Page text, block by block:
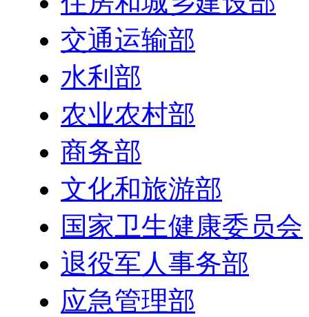
交通运输部
水利部
农业农村部
商务部
文化和旅游部
国家卫生健康委员会
退役军人事务部
应急管理部